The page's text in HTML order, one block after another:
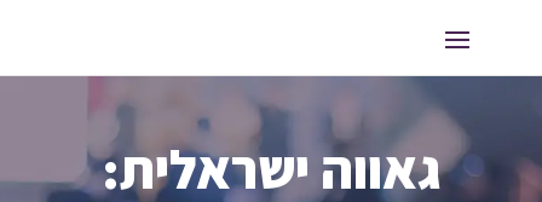
גאווה ישראלית: